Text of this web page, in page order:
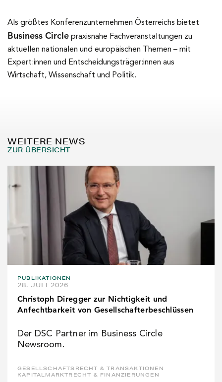
Als größtes Konferenzunternehmen Österreichs bietet
Business Circle praxisnahe Fachveranstaltungen zu
aktuellen nationalen und europäischen Themen – mit
Expert:innen und Entscheidungsträger:innen aus
Wirtschaft, Wissenschaft und Politik.
WEITERE NEWS
ZUR ÜBERSICHT
PUBLIKATIONEN
28. JULI 2026
Christoph Diregger zur Nichtigkeit und
Anfechtbarkeit von Gesellschafterbeschlüssen
Der DSC Partner im Business Circle
Newsroom.
GESELLSCHAFTSRECHT & TRANSAKTIONEN
KAPITALMARKTRECHT & FINANZIERUNGEN